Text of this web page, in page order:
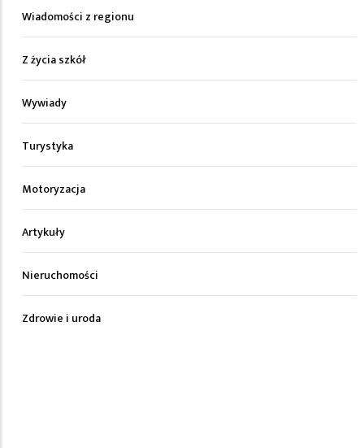
Wiadomości z regionu
Z życia szkół
Wywiady
Turystyka
Motoryzacja
Artykuły
Nieruchomości
Zdrowie i uroda